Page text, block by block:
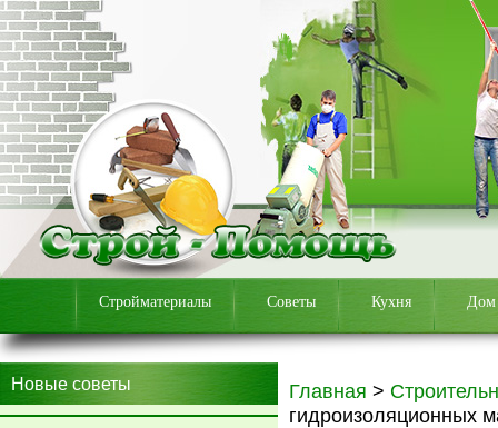
Стройматериалы Советы Кухня Дом
Новые советы Главная >
гидроизоляционных